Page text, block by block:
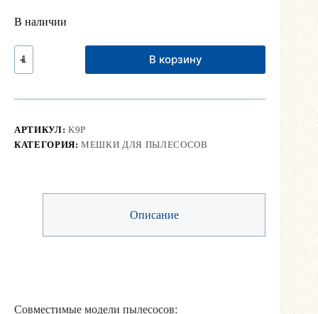
В наличии
Количество
Мешок
для
Karcher,
В корзину
АРТИКУЛ: K9P
КАТЕГОРИЯ:МЕШКИ ДЛЯ ПЫЛЕСОСОВ
Описание
Совместимые модели пылесосов: